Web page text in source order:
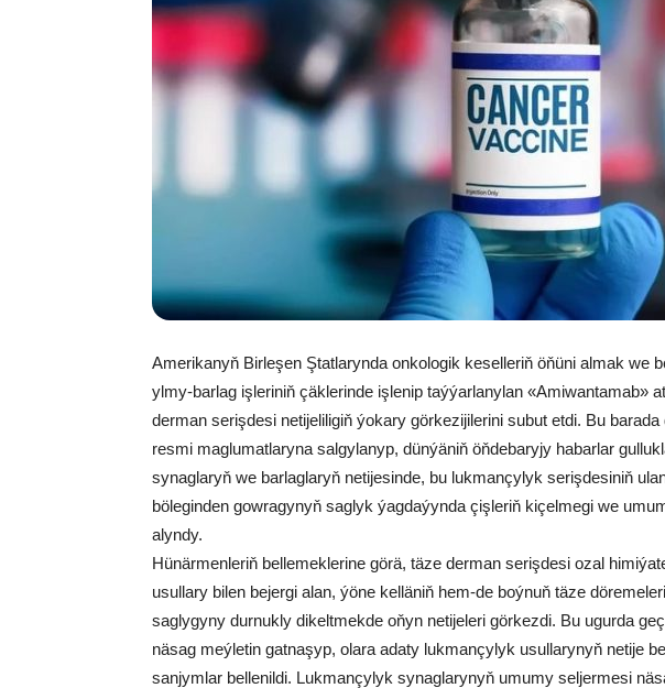
Amerikanyň Birleşen Ştatlarynda onkologik keselleriň öňüni almak we
ylmy-barlag işleriniň çäklerinde işlenip taýýarlanylan «Amiwantamab»
derman serişdesi netijeliligiň ýokary görkezijilerini subut etdi. Bu
resmi maglumatlaryna salgylanyp, dünýäniň öňdebaryjy habarlar
synaglaryň we barlaglaryň netijesinde, bu lukmançylyk serişdesiniň
böleginden gowragynyň saglyk ýagdaýynda çişleriň kiçelmegi we
alyndy.
Hünärmenleriň bellemeklerine görä, täze derman serişdesi ozal
usullary bilen bejergi alan, ýöne kelläniň hem-de boýnuň täze
saglygyny durnukly dikeltmekde oňyn netijeleri görkezdi. Bu ugurda
näsag meýletin gatnaşyp, olara adaty lukmançylyk usullarynyň netije
sanjymlar bellenildi. Lukmançylyk synaglarynyň umumy seljermesi